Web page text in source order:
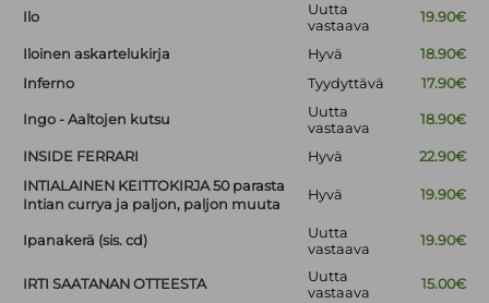
Ilo
Uutta
vastaava
19.90€
Iloinen askartelukirja Hyvä
18.90€
Inferno
Tyydyttävä 17.90€
Ingo - Aaltojen kutsu
Uutta
vastaava
18.90€
INSIDE FERRARI Hyvä
22.90€
INTIALAINEN KEITTOKIRJA 50 parasta
Intian currya ja paljon, paljon muuta
Hyvä 19.90€
Ipanakerä (sis. cd)
Uutta
vastaava
19.90€
IRTI SAATANAN OTTEESTA
Uutta
vastaava
15.00€